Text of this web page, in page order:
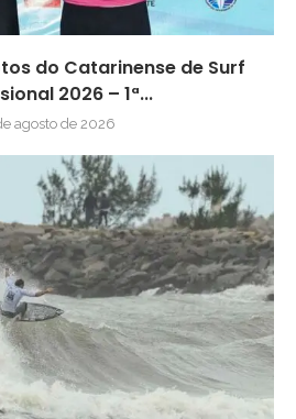
do Catarinense de Surf
2026 – 1ª...
agosto de 2026